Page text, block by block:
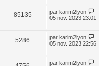
85135 par karim2lyon
05 nov. 2023 23:01
5286 par karim2lyon
05 nov. 2023 22:56
par karim2lyon